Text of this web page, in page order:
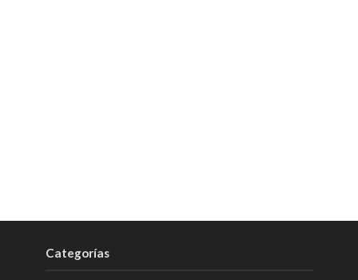
Categorías